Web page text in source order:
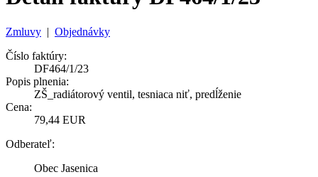
Zmluvy | Objednávky
Číslo faktúry:
DF464/1/23
Popis plnenia:
ZŠ_radiátorový ventil, tesniaca niť, predĺženie
Cena:
79,44 EUR
Odberateľ:
Obec Jasenica